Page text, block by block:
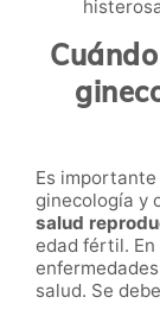
Es
ginecología y
salud
edad fértil.
salud. Se